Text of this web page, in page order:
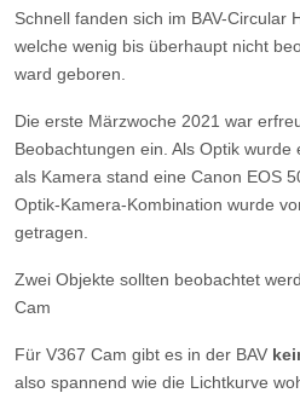
Schnell fanden sich im BAV-Circular
welche wenig bis überhaupt nicht
ward geboren.
Die erste Märzwoche 2021 war
Beobachtungen ein. Als Optik wurde
als Kamera stand eine Canon EOS
Optik-Kamera-Kombination wurde
getragen.
Zwei Objekte sollten beobachtet
Cam
Für V367 Cam gibt es in der BAV
also spannend wie die Lichtkurve